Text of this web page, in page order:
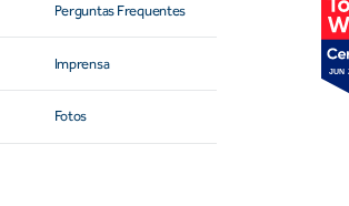
Perguntas Frequentes
Imprensa
Fotos